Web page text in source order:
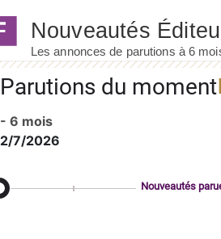
Parutions du moment
- 6 mois
2/7/2026
Nouveautés